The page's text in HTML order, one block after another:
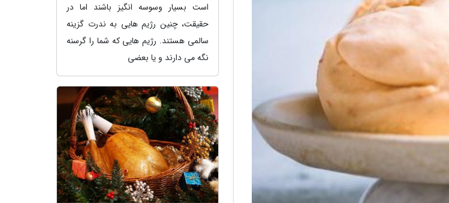
است بسیار وسوسه انگیز باشند اما در
حقیقت، چنین رژیم هایی به ندرت گزینه
سالمی هستند. رژیم هایی که شما را گرسنه
نگه می دارند و یا بعضی